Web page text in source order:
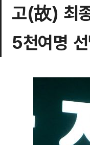
고(故) 최
5천여명